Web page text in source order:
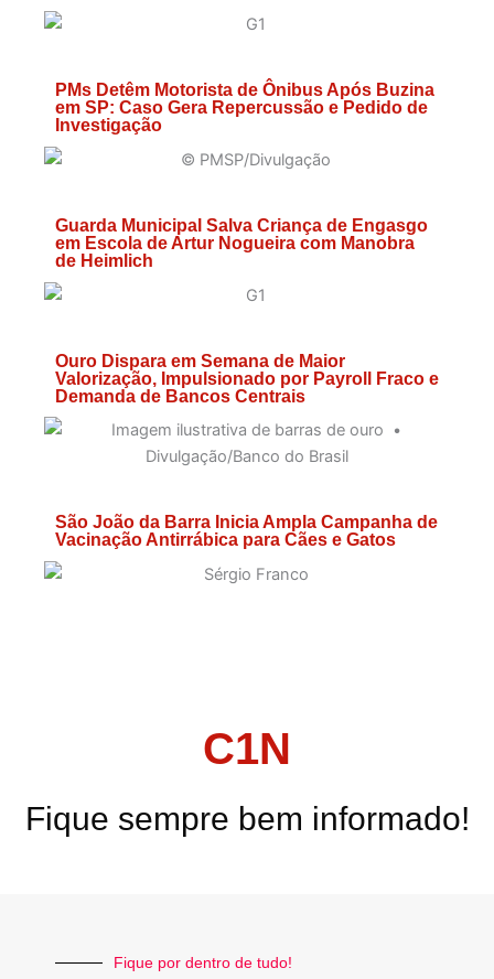
PMs Detêm Motorista de Ônibus Após Buzina
em SP: Caso Gera Repercussão e Pedido de
Investigação
Guarda Municipal Salva Criança de Engasgo
em Escola de Artur Nogueira com Manobra
de Heimlich
Ouro Dispara em Semana de Maior
Valorização, Impulsionado por Payroll Fraco e
Demanda de Bancos Centrais
São João da Barra Inicia Ampla Campanha de
Vacinação Antirrábica para Cães e Gatos
C1N
Fique sempre bem informado!
Fique por dentro de tudo!